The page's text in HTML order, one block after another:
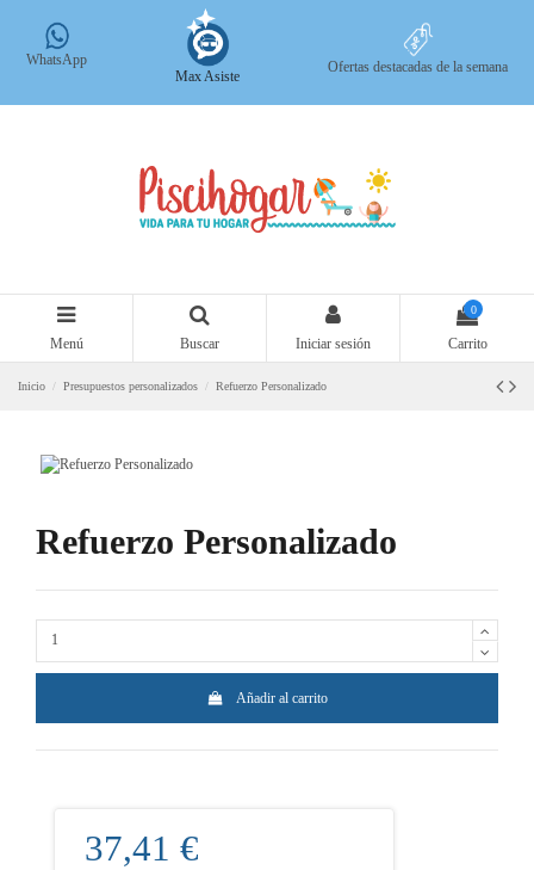
WhatsApp
Max Asiste
Ofertas destacadas de la semana
Menú Buscar Iniciar sesión
0
Carrito
Inicio Presupuestos personalizados Refuerzo Personalizado
Refuerzo Personalizado
Añadir al carrito
37,41 €